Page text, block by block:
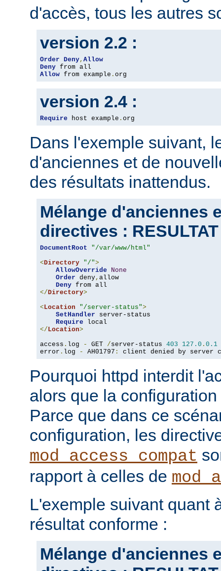
d'accès, tous les autres
version 2.2 :
Order Deny, Allow
Deny
Allow from example . org
version 2.4 :
Require host example . org
Dans l'exemple suivant,
d'anciennes et de
des résultats inattendus.
Mélange d'anciennes
directives :
DocumentRoot
"/var/www/html"
<Directory "/">
AllowOverride
None
Order deny, allow
Deny
</Directory>
<Location "/server-status">
SetHandler server-status
Require
</Location>
access . log - GET /server-status 403 127.0 . 0.1
error . log - AH01797 : client denied by server
Pourquoi httpd interdit
alors que la
Parce que dans ce
configuration, les
mod_access_compat
rapport à celles de
L'exemple suivant quant
résultat conforme :
Mélange d'anciennes